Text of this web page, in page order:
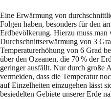
Eine Erwärmung von
Folgen haben, besonders für den
Erdbevölkerung. Hierzu muss man
Durchschnittserwärmung von 3
Temperaturerhöhung von 6 Grad
über den Ozeanen, die 70 % der
geringer ausfällt. Nur durch große
vermeiden, dass die Temperatur
auf Einzelheiten einzugehen lässt
besiedelten Gebiete unserer Erde